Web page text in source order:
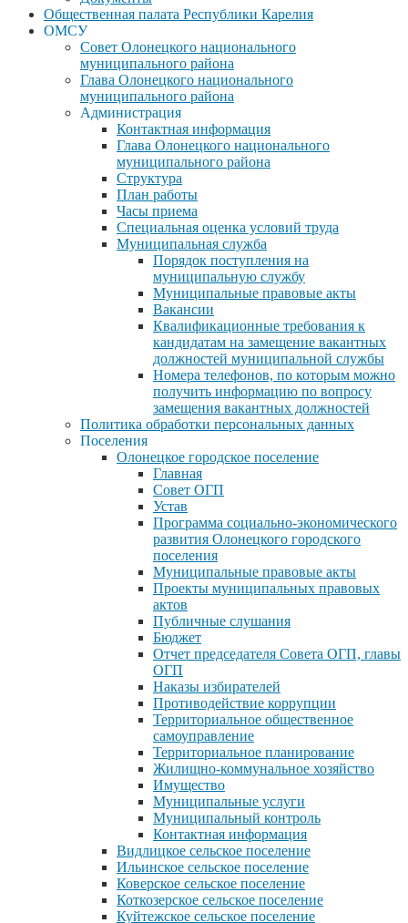
Общественная палата Республики Карелия
ОМСУ
Совет Олонецкого национального
муниципального района
Глава Олонецкого национального
муниципального района
Администрация
Контактная информация
Глава Олонецкого национального
муниципального района
Структура
План работы
Часы приема
Специальная оценка условий труда
Муниципальная служба
Порядок поступления на
муниципальную службу
Муниципальные правовые акты
Вакансии
Квалификационные требования к
кандидатам на замещение вакантных
должностей муниципальной службы
Номера телефонов, по которым можно
получить информацию по вопросу
замещения вакантных должностей
Политика обработки персональных данных
Поселения
Олонецкое городское поселение
Главная
Совет ОГП
Устав
Программа социально-экономического
развития Олонецкого городского
поселения
Муниципальные правовые акты
Проекты муниципальных правовых
актов
Публичные слушания
Бюджет
Отчет председателя Совета ОГП, главы
ОГП
Наказы избирателей
Противодействие коррупции
Территориальное общественное
самоуправление
Территориальное планирование
Жилищно-коммунальное хозяйство
Имущество
Муниципальные услуги
Муниципальный контроль
Контактная информация
Видлицкое сельское поселение
Ильинское сельское поселение
Коверское сельское поселение
Коткозерское сельское поселение
Куйтежское сельское поселение